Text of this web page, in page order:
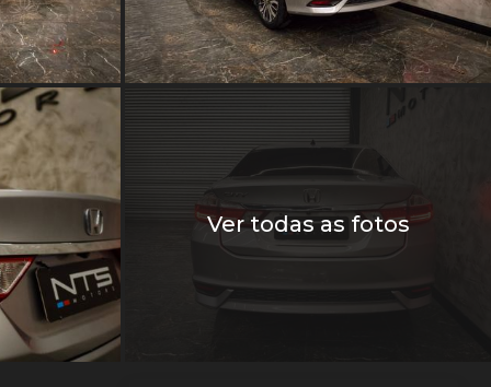
Ver todas as fotos